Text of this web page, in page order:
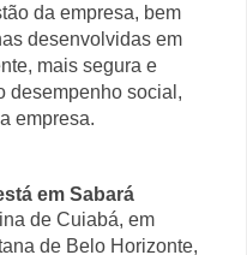
da empresa, bem
desenvolvidas em
mais segura e
desempenho social,
empresa.
em Sabará
de Cuiabá, em
de Belo Horizonte,